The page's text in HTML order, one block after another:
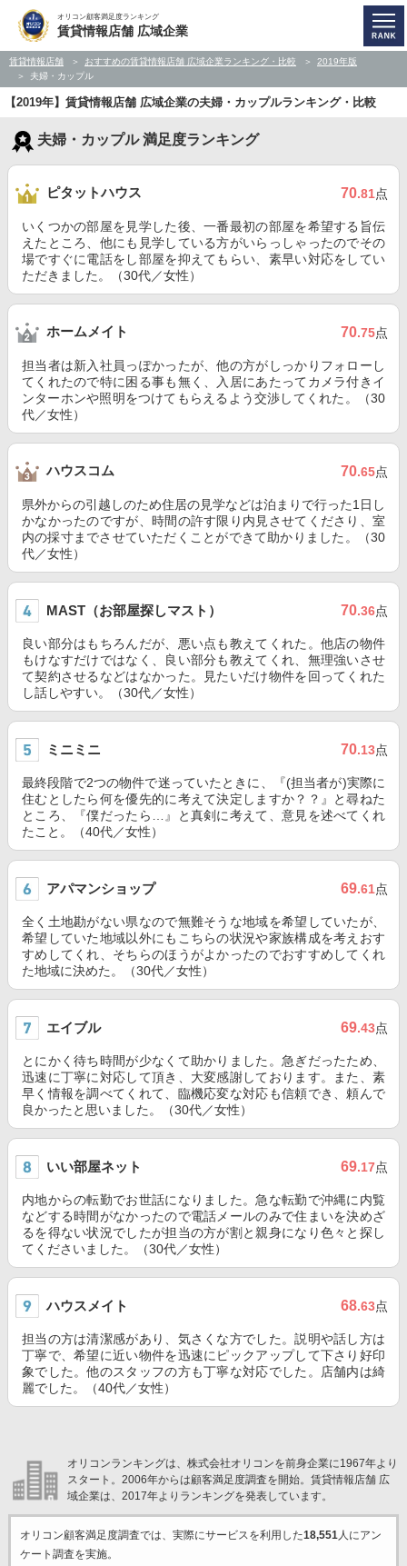
オリコン顧客満足度ランキング
賃貸情報店舗 広域企業
賃貸情報店舗 おすすめの賃貸情報店舗 広域企業ランキング・比較
2019年版
夫婦・カップル
【2019年】賃貸情報店舗 広域企業の夫婦・カップルランキング・比較
夫婦・カップル 満足度ランキング
ピタットハウス 70.81点
いくつかの部屋を見学した後、一番最初の部屋を希望する旨伝
えたところ、他にも見学している方がいらっしゃったのでその
場ですぐに電話をし部屋を抑えてもらい、素早い対応をしてい
ただきました。（30代／女性）
ホームメイト 70.75点
担当者は新入社員っぽかったが、他の方がしっかりフォローし
てくれたので特に困る事も無く、入居にあたってカメラ付きイ
ンターホンや照明をつけてもらえるよう交渉してくれた。（30
代／女性）
ハウスコム 70.65点
県外からの引越しのため住居の見学などは泊まりで行った1日し
かなかったのですが、時間の許す限り内見させてくださり、室
内の採寸までさせていただくことができて助かりました。（30
代／女性）
MAST（お部屋探しマスト） 70.36点
良い部分はもちろんだが、悪い点も教えてくれた。他店の物件
もけなすだけではなく、良い部分も教えてくれ、無理強いさせ
て契約させるなどはなかった。見たいだけ物件を回ってくれた
し話しやすい。（30代／女性）
ミニミニ 70.13点
最終段階で2つの物件で迷っていたときに、『(担当者が)実際に
住むとしたら何を優先的に考えて決定しますか？？』と尋ねた
ところ、『僕だったら…』と真剣に考えて、意見を述べてくれ
たこと。（40代／女性）
アパマンショップ 69.61点
全く土地勘がない県なので無難そうな地域を希望していたが、
希望していた地域以外にもこちらの状況や家族構成を考えおす
すめしてくれ、そちらのほうがよかったのでおすすめしてくれ
た地域に決めた。（30代／女性）
エイブル 69.43点
とにかく待ち時間が少なくて助かりました。急ぎだったため、
迅速に丁寧に対応して頂き、大変感謝しております。また、素
早く情報を調べてくれて、臨機応変な対応も信頼でき、頼んで
良かったと思いました。（30代／女性）
いい部屋ネット 69.17点
内地からの転勤でお世話になりました。急な転勤で沖縄に内覧
などする時間がなかったので電話メールのみで住まいを決めざ
るを得ない状況でしたが担当の方が割と親身になり色々と探し
てくださいました。（30代／女性）
ハウスメイト 68.63点
担当の方は清潔感があり、気さくな方でした。説明や話し方は
丁寧で、希望に近い物件を迅速にピックアップして下さり好印
象でした。他のスタッフの方も丁寧な対応でした。店舗内は綺
麗でした。（40代／女性）
オリコンランキングは、株式会社オリコンを前身企業に1967年より
スタート。2006年からは顧客満足度調査を開始。賃貸情報店舗 広
域企業は、2017年よりランキングを発表しています。
オリコン顧客満足度調査では、実際にサービスを利用した18,551人にアン
ケート調査を実施。